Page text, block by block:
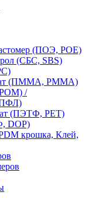
(ПОЭ, POE)
(СБС, SBS)
(ПММА, PMMA)
/
(ПЭТФ, PET)
DOP)
крошка, Клей,